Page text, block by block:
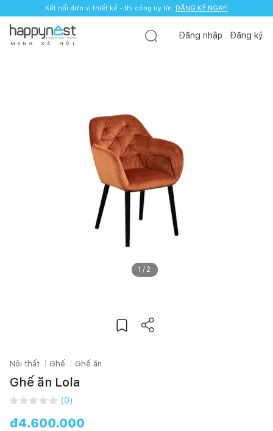
Kết nối đơn vị thiết kế - thi công uy tín. ĐĂNG KÝ NGAY!
M Ạ N G X Ã H Ộ I
Đăng nhập Đăng ký
1 / 2
Nội thất Ghế Ghế ăn
Ghế ăn Lola
(0)
đ4.600.000